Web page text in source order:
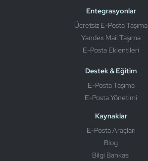
Entegrasyonlar
Ücretsiz E-Posta Taşıma
Yandex Mail Taşıma
E-Posta Eklentileri
Destek & Eğitim
E-Posta Taşıma
E-Posta Yönetimi
Kaynaklar
E-Posta Araçları
Blog
Bilgi Bankası